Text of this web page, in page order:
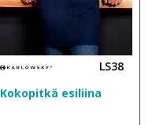
LS38
Kokopitkä esiliina